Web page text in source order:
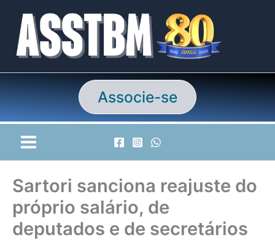
conteúdo
Associe-se
Sartori sanciona reajuste do
próprio salário, de
deputados e de secretários